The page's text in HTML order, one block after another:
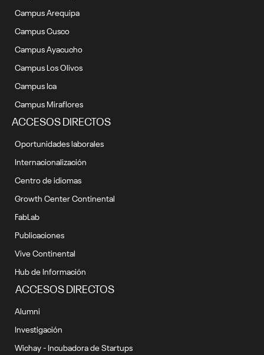
Campus Arequipa
Campus Cusco
Campus Ayacucho
Campus Los Olivos
Campus Ica
Campus Miraflores
ACCESOS DIRECTOS
Oportunidades laborales
Internacionalización
Centro de idiomas
Growth Center Continental
FabLab
Publicaciones
Vive Continental
Hub de Información
ACCESOS DIRECTOS
Alumni
Investigación
Wichay - Incubadora de Startups